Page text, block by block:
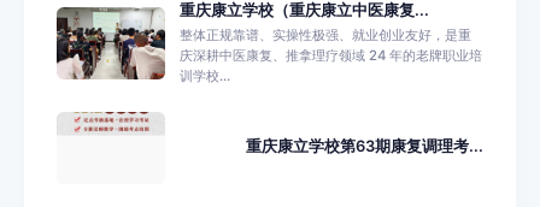
重庆康立学校（重庆康立中医康复...
整体正规靠谱、实操性极强、就业创业友好，是重
庆深耕中医康复、推拿理疗领域 24 年的老牌职业培
训学校...
重庆康立学校第63期康复调理考...